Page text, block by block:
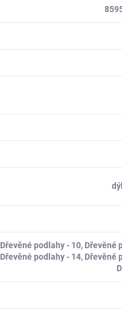
Dřevěné podlahy - 10, Dřevěné
Dřevěné podlahy - 14, Dřevěné